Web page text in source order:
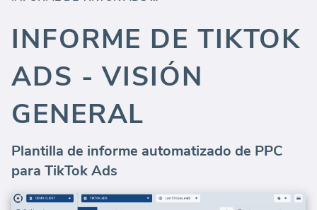
INFORME DE TIKTOK
ADS - VISIÓN
GENERAL
Plantilla de informe automatizado de PPC
para TikTok Ads